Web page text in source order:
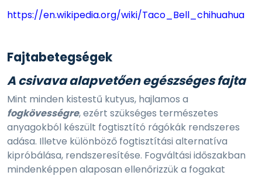
https://en.wikipedia.org/wiki/Taco_Bell_chihuahua
Fajtabetegségek
A csivava alapvetőenegészségesfajta
Mint minden kistestű kutyus, hajlamos a
fogkövességre, ezért szükséges természetes
anyagokból készült fogtisztító rágókák rendszeres
adása. Illetve különböző fogtisztítási alternatíva
kipróbálása, rendszeresítése. Fogváltási időszakban
mindenképpen alaposan ellenőrizzük a fogakat